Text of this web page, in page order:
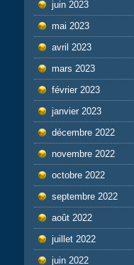
juin 2023
mai 2023
avril 2023
mars 2023
février 2023
janvier 2023
décembre 2022
novembre 2022
octobre 2022
septembre 2022
août 2022
juillet 2022
juin 2022